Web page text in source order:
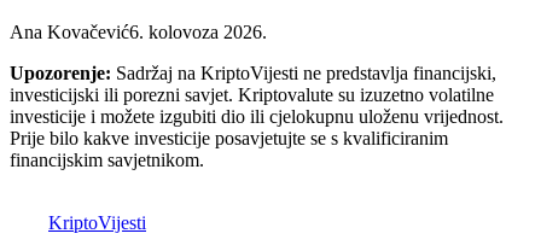
Ana Kovačević6. kolovoza 2026.
Upozorenje: Sadržaj na KriptoVijesti ne predstavlja financijski,
investicijski ili porezni savjet. Kriptovalute su izuzetno volatilne
investicije i možete izgubiti dio ili cjelokupnu uloženu vrijednost.
Prije bilo kakve investicije posavjetujte se s kvalificiranim
financijskim savjetnikom.
KriptoVijesti